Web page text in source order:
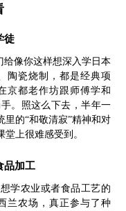
徒
给像你这样想深入学日本
陶瓷烧制，都是经典项
京都老作坊跟师傅学和
。照这么下去，半年一
的“和敬清寂”精神和对
上很难感受到。
品加工
学农业或者食品工艺的
兰农场，真正参与了种